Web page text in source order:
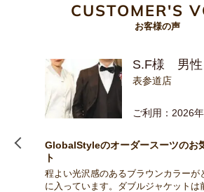
CUSTOMER'S
お客様の声
ン
S.F様 男性
表参道店
ご利用：2026
GlobalStyleのオーダースーツのお
ト
程よい光沢感のあるブラウンカラーが
に入っています。ダブルジャケットは